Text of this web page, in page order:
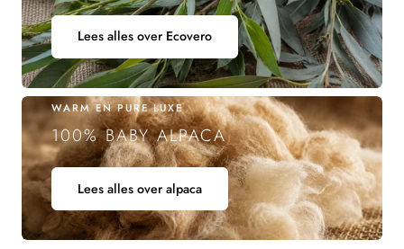
Lees alles over Ecovero
WARM EN PURE LUXE
100% BABY ALPACA
Lees alles over alpaca